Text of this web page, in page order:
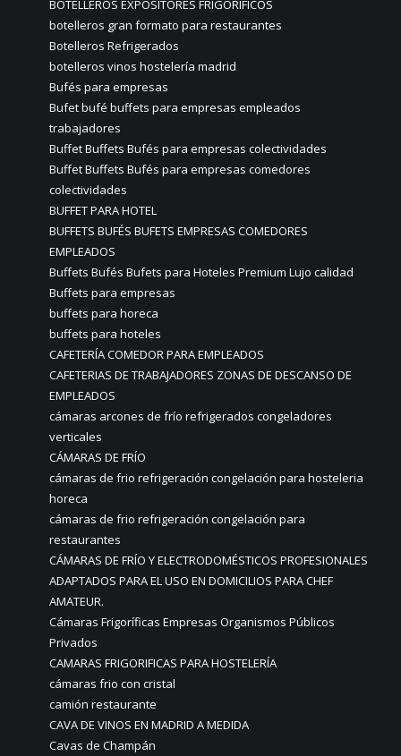
BOTELLEROS EXPOSITORES FRIGORIFICOS
botelleros gran formato para restaurantes
Botelleros Refrigerados
botelleros vinos hostelería madrid
Bufés para empresas
Bufet bufé buffets para empresas empleados
trabajadores
Buffet Buffets Bufés para empresas colectividades
Buffet Buffets Bufés para empresas comedores
colectividades
BUFFET PARA HOTEL
BUFFETS BUFÉS BUFETS EMPRESAS COMEDORES
EMPLEADOS
Buffets Bufés Bufets para Hoteles Premium Lujo calidad
Buffets para empresas
buffets para horeca
buffets para hoteles
CAFETERÍA COMEDOR PARA EMPLEADOS
CAFETERIAS DE TRABAJADORES ZONAS DE DESCANSO DE
EMPLEADOS
cámaras arcones de frío refrigerados congeladores
verticales
CÁMARAS DE FRÍO
cámaras de frio refrigeración congelación para hosteleria
horeca
cámaras de frio refrigeración congelación para
restaurantes
CÁMARAS DE FRÍO Y ELECTRODOMÉSTICOS PROFESIONALES
ADAPTADOS PARA EL USO EN DOMICILIOS PARA CHEF
AMATEUR.
Cámaras Frigoríficas Empresas Organismos Públicos
Privados
CAMARAS FRIGORIFICAS PARA HOSTELERÍA
cámaras frio con cristal
camión restaurante
CAVA DE VINOS EN MADRID A MEDIDA
Cavas de Champán